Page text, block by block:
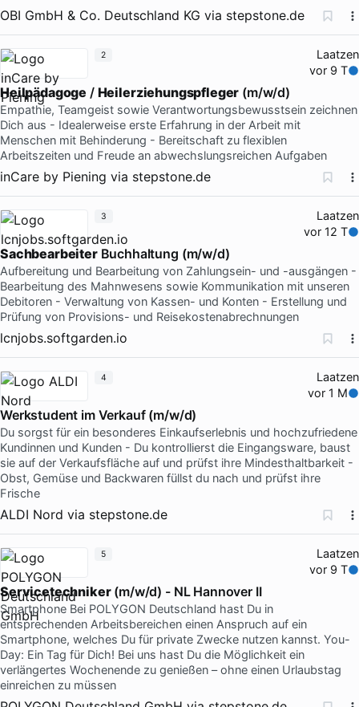
OBI GmbH & Co. Deutschland KG via stepstone.de
Laatzen
vor 9 T
Heilpädagoge / Heilerziehungspfleger (m/w/d)
Empathie, Teamgeist sowie Verantwortungsbewusstsein zeichnen
Dich aus - Idealerweise erste Erfahrung in der Arbeit mit
Menschen mit Behinderung - Bereitschaft zu flexiblen
Arbeitszeiten und Freude an abwechslungsreichen Aufgaben
inCare by Piening via stepstone.de
2
Laatzen
vor 12 T
SachbearbeiterBuchhaltung (m/w/d)
Aufbereitung und Bearbeitung von Zahlungsein- und -ausgängen -
Bearbeitung des Mahnwesens sowie Kommunikation mit unseren
Debitoren - Verwaltung von Kassen- und Konten - Erstellung und
Prüfung von Provisions- und Reisekostenabrechnungen
lcnjobs.softgarden.io
3
Laatzen
vor 1 M
Werkstudent im Verkauf (m/w/d)
Du sorgst für ein besonderes Einkaufserlebnis und hochzufriedene
Kundinnen und Kunden - Du kontrollierst die Eingangsware, baust
sie auf der Verkaufsfläche auf und prüfst ihre Mindesthaltbarkeit -
Obst, Gemüse und Backwaren füllst du nach und prüfst ihre
Frische
ALDI Nord via stepstone.de
4
Laatzen
vor 9 T
Servicetechniker(m/w/d) - NL Hannover II
Smartphone Bei POLYGON Deutschland hast Du in
entsprechenden Arbeitsbereichen einen Anspruch auf ein
Smartphone, welches Du für private Zwecke nutzen kannst. You-
Day: Ein Tag für Dich! Bei uns hast Du die Möglichkeit ein
verlängertes Wochenende zu genießen – ohne einen Urlaubstag
einreichen zu müssen
5